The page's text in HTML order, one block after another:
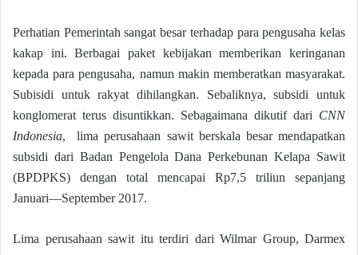
Perhatian Pemerintah sangat besar terhadap para pengusaha kelas
kakap ini. Berbagai paket kebijakan memberikan keringanan
kepada para pengusaha, namun makin memberatkan masyarakat.
Subisidi untuk rakyat dihilangkan. Sebaliknya, subsidi untuk
konglomerat terus disuntikkan. Sebagaimana dikutif dari CNN
Indonesia, lima perusahaan sawit berskala besar mendapatkan
subsidi dari Badan Pengelola Dana Perkebunan Kelapa Sawit
(BPDPKS) dengan total mencapai Rp7,5 triliun sepanjang
Januari—September 2017.
Lima perusahaan sawit itu terdiri dari Wilmar Group, Darmex